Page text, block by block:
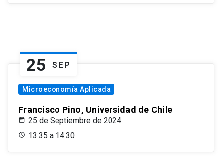
25 SEP
Microeconomía Aplicada
Francisco Pino, Universidad de Chile
25 de Septiembre de 2024
13:35 a 14:30